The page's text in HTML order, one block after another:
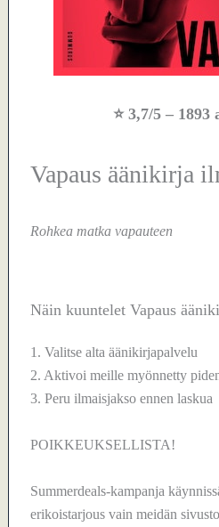
⭐ 3,7/5 – 1893
Vapaus äänikirja
Rohkea matka vapauteen
Näin kuuntelet Vapaus
1. Valitse alta äänikirjapalvelu
2. Aktivoi meille myönnetty
3. Peru ilmaisjakso ennen laskua
POIKKEUKSELLISTA!
Summerdeals-kampanja
erikoistarjous vain meidän